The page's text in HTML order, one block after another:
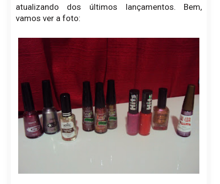
atualizando dos últimos lançamentos. Bem,
vamos ver a foto: